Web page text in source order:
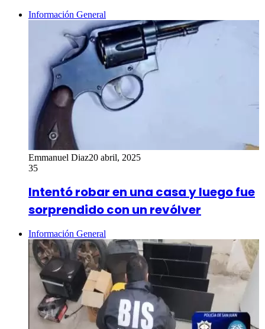
Información General
Emmanuel Diaz20 abril, 2025
35
Intentó robar en una casa y luego fue
sorprendido con un revólver
Información General